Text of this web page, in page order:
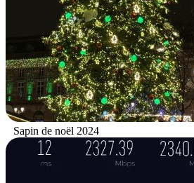
Sapin de noël 2024